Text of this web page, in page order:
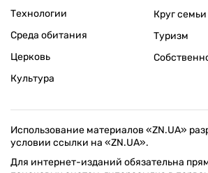
Технологии
Среда обитания
Церковь
Культура
Круг семьи
Туризм
Использование материалов «ZN.UA»
условии ссылки на «ZN.UA».
Для интернет-изданий обязательна